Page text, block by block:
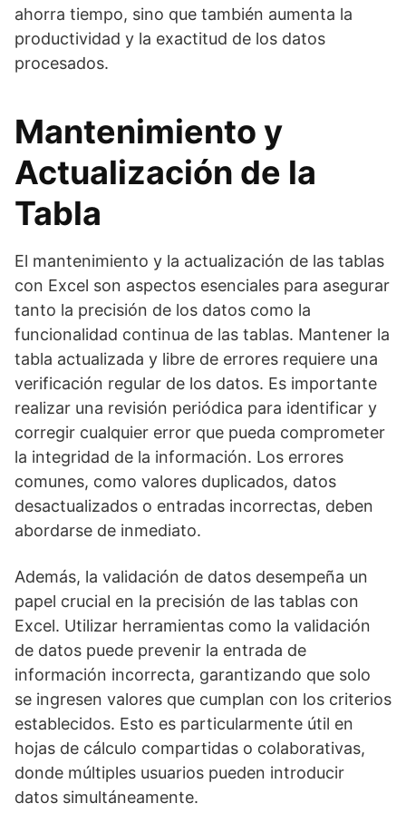
ahorra tiempo, sino que también aumenta la
productividad y la exactitud de los datos
procesados.
Mantenimiento y
Actualización de la
Tabla
El mantenimiento y la actualización de las tablas
con Excel son aspectos esenciales para asegurar
tanto la precisión de los datos como la
funcionalidad continua de las tablas. Mantener la
tabla actualizada y libre de errores requiere una
verificación regular de los datos. Es importante
realizar una revisión periódica para identificar y
corregir cualquier error que pueda comprometer
la integridad de la información. Los errores
comunes, como valores duplicados, datos
desactualizados o entradas incorrectas, deben
abordarse de inmediato.
Además, la validación de datos desempeña un
papel crucial en la precisión de las tablas con
Excel. Utilizar herramientas como la validación
de datos puede prevenir la entrada de
información incorrecta, garantizando que solo
se ingresen valores que cumplan con los criterios
establecidos. Esto es particularmente útil en
hojas de cálculo compartidas o colaborativas,
donde múltiples usuarios pueden introducir
datos simultáneamente.